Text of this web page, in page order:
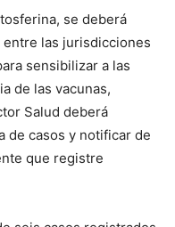
se deberá
las jurisdicciones
sensibilizar a las
de las vacunas,
Salud deberá
de casos y notificar de
que registre